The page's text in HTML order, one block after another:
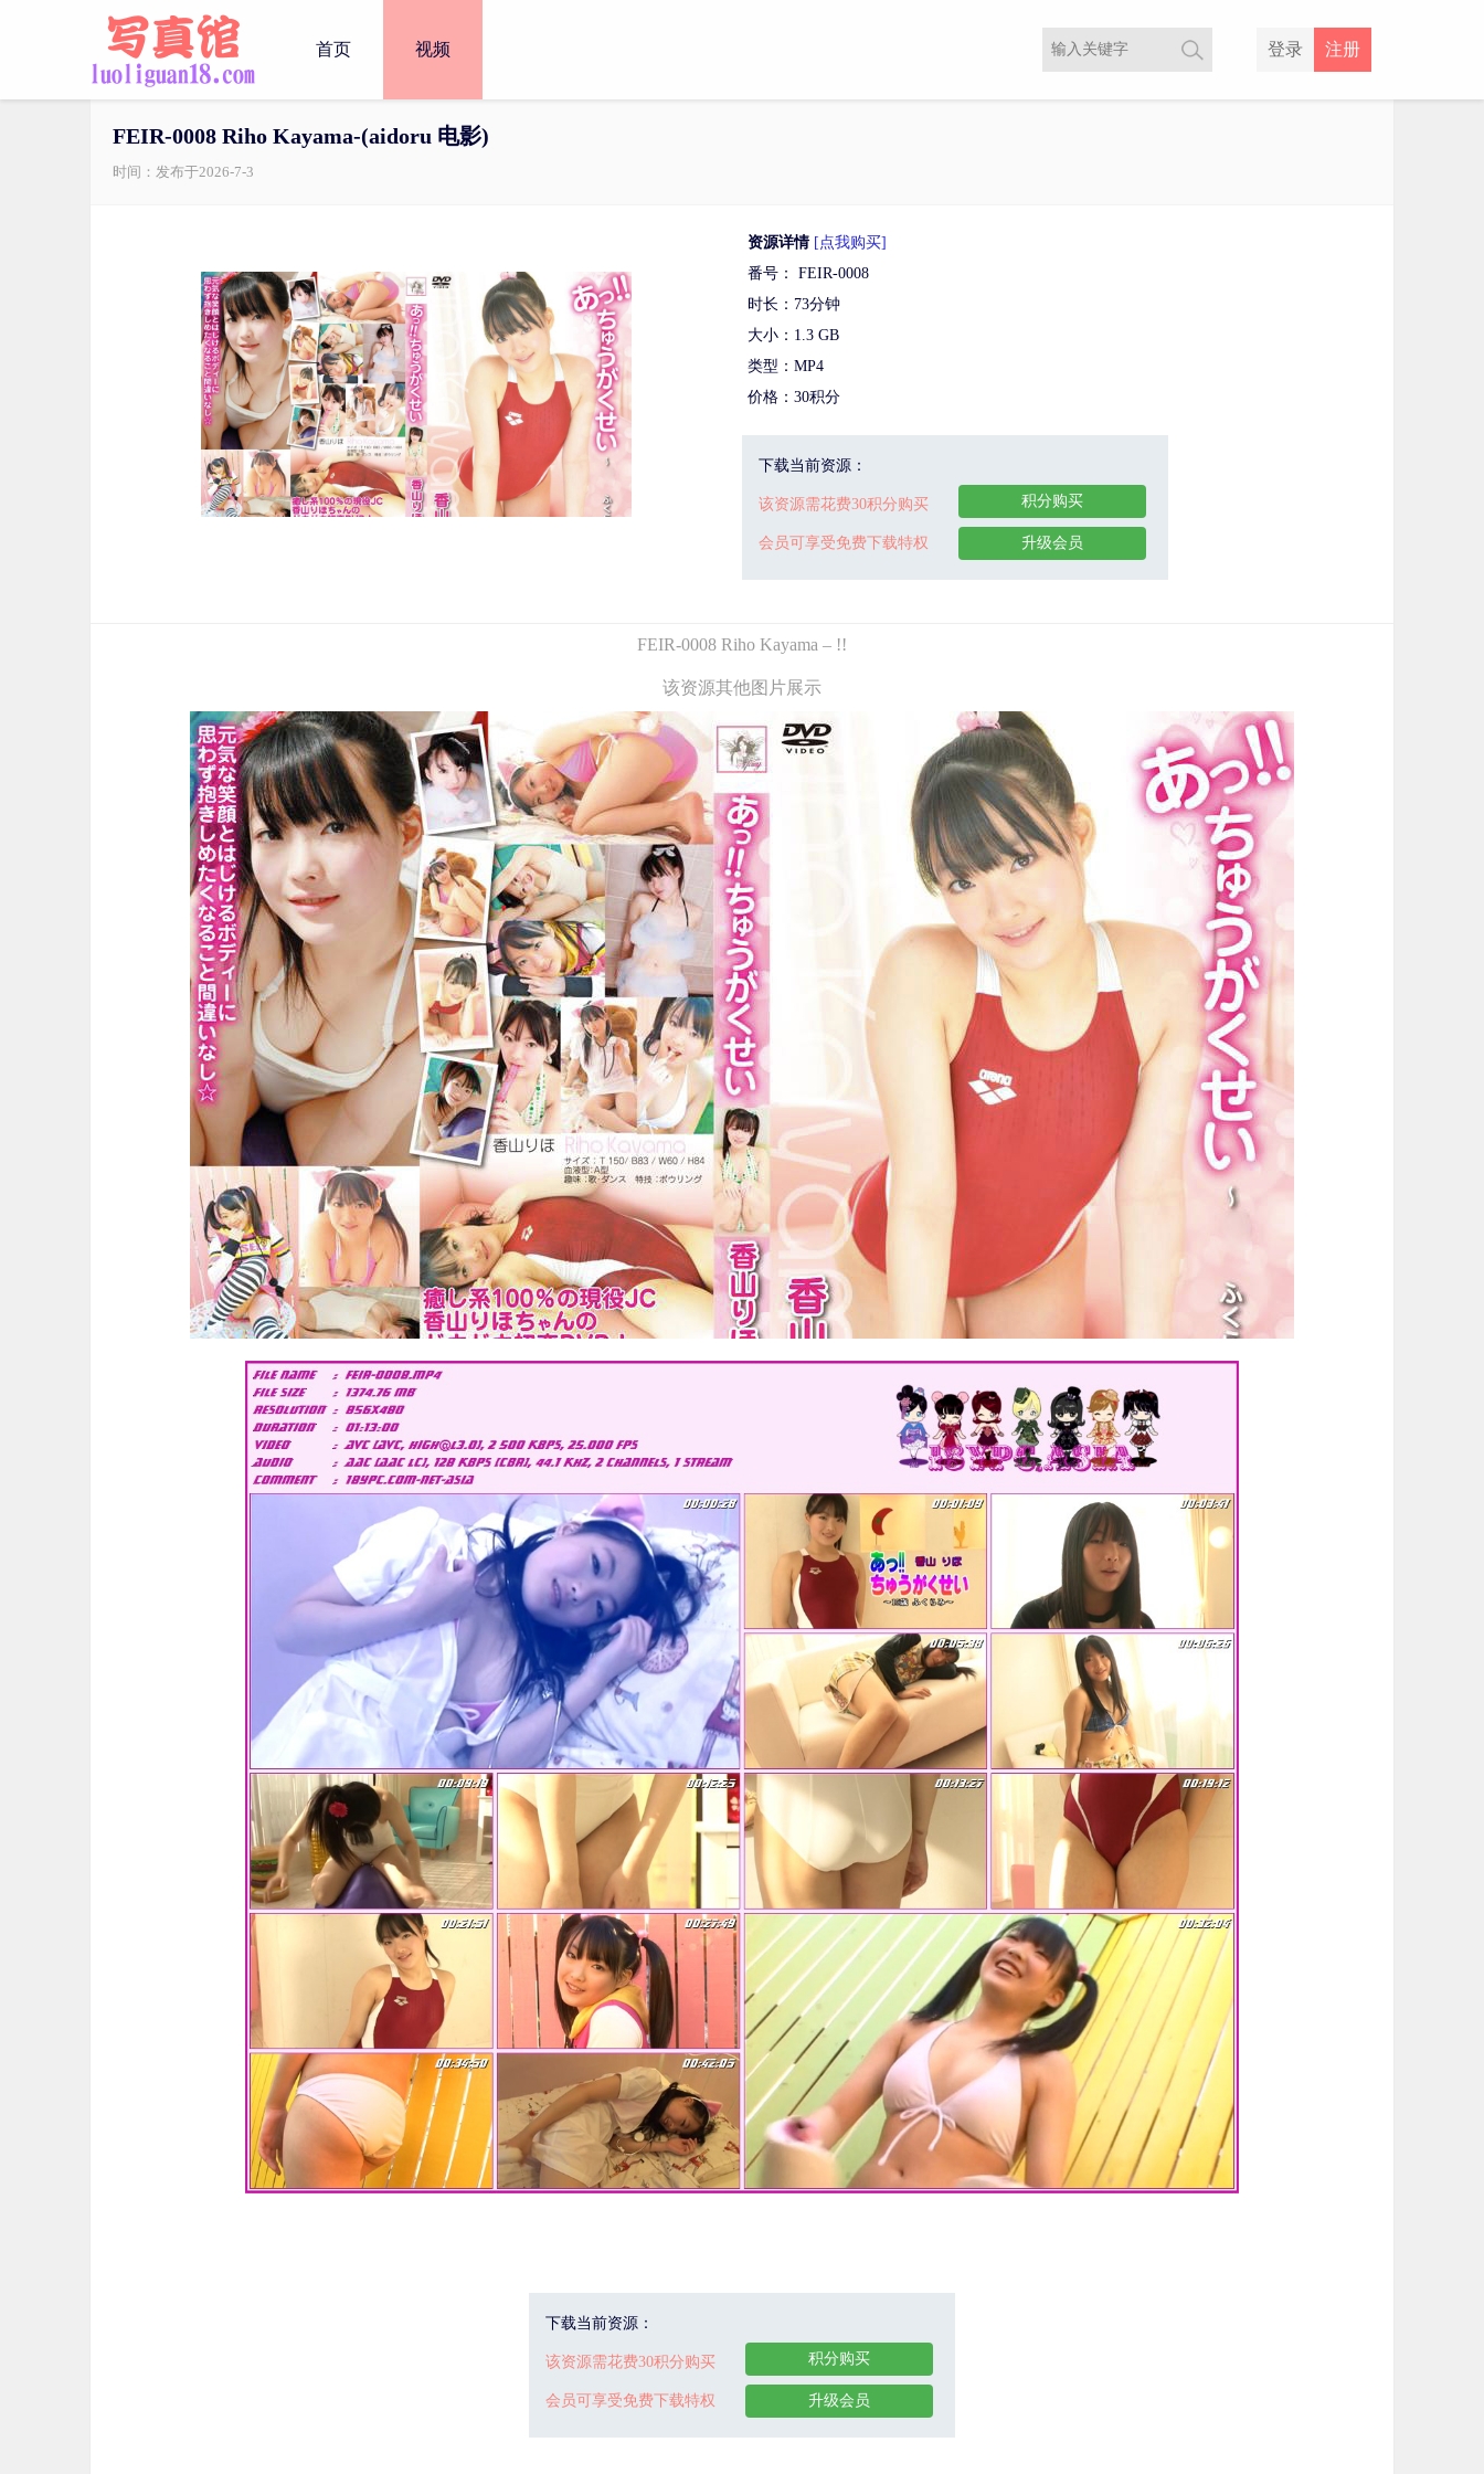
注册
登录
首页 视频
FEIR-0008 Riho Kayama-(aidoru 电影)
时间：发布于2026-7-3
资源详情 [点我购买]
番号： FEIR-0008
时长：73分钟
大小：1.3 GB
类型：MP4
价格：30积分
下载当前资源：
该资源需花费30积分购买
会员可享受免费下载特权
积分购买
升级会员
FEIR-0008 Riho Kayama – !!
该资源其他图片展示
下载当前资源：
该资源需花费30积分购买
会员可享受免费下载特权
积分购买
升级会员